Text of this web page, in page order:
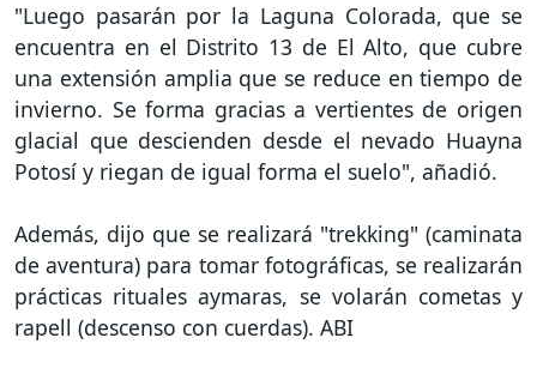
"Luego pasarán por la Laguna Colorada, que se
encuentra en el Distrito 13 de El Alto, que cubre
una extensión amplia que se reduce en tiempo de
invierno. Se forma gracias a vertientes de origen
glacial que descienden desde el nevado Huayna
Potosí y riegan de igual forma el suelo", añadió.
Además, dijo que se realizará "trekking" (caminata
de aventura) para tomar fotográficas, se realizarán
prácticas rituales aymaras, se volarán cometas y
rapell (descenso con cuerdas). ABI